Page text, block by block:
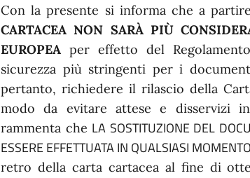
Con la presente si informa che a partire
CARTACEA NON SARÀ PIÙ
EUROPEAper effetto del
sicurezza più stringenti per i
pertanto, richiedere il rilascio della
modo da evitare attese e disservizi
rammenta che LA SOSTITUZIONE DEL
ESSERE EFFETTUATA IN QUALSIASI MOMENTO
retro della carta cartacea al fine di